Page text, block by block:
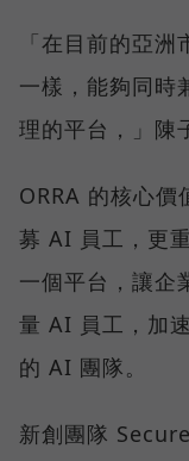
「在目前的亞
一樣，能夠同時
理的平台，」陳
ORRA 的核心價
募 AI 員工，更
一個平台，讓企
量 AI 員工，加
的 AI 團隊。
新創團隊